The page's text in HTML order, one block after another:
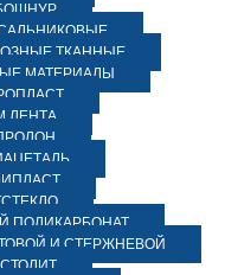
ТКАННЫЕ
МАТЕРИАЛЫ
ЛЕНТА
ПОЛИКАРБОНАТ
И СТЕРЖНЕВОЙ